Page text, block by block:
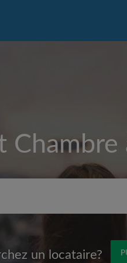
un locataire?